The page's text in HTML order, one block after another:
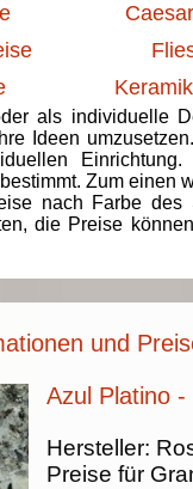
als individuelle
Ideen
Zum einen
nach Farbe des
die Preise
und
Azul Platino -
Hersteller:
Preise für